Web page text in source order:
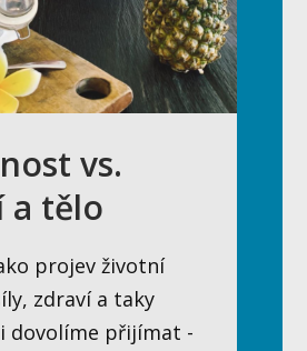
vs.
a tělo
projev životní
zdraví a taky
dovolíme přijímat -